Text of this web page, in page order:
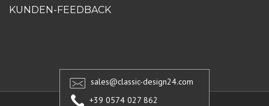
KUNDEN-FEEDBACK
sales@classic-design24.com
+39 0574 027 862